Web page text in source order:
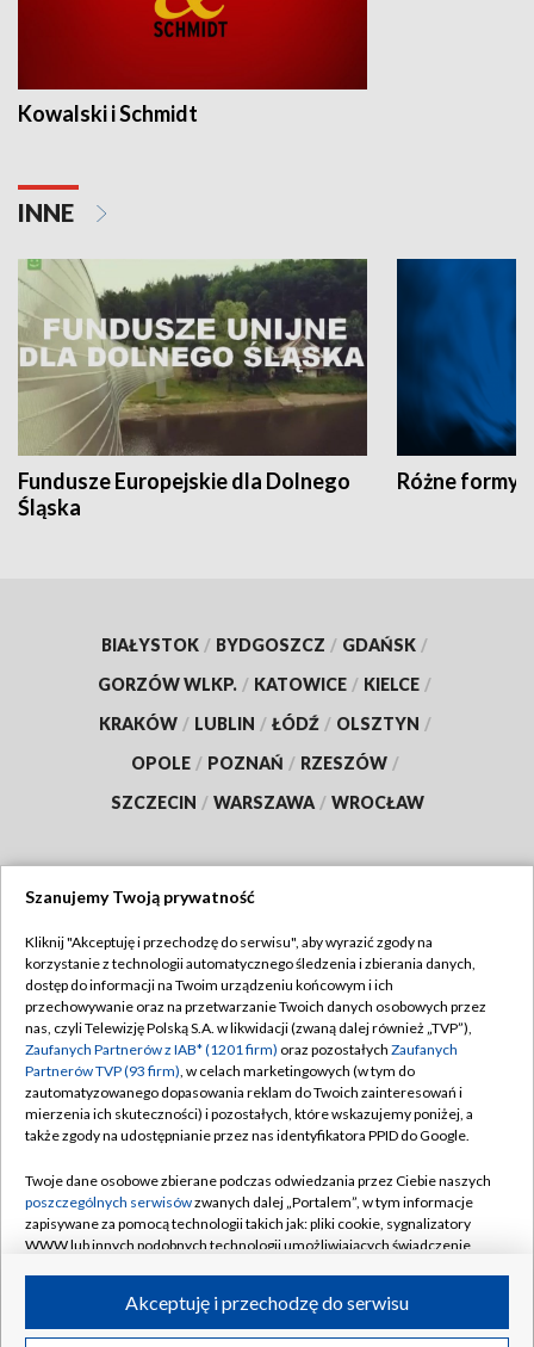
Kowalski i Schmidt
INNE
Fundusze Europejskie dla Dolnego
Śląska
Różne formy
BIAŁYSTOK / BYDGOSZCZ / GDAŃSK /
GORZÓW WLKP. / KATOWICE / KIELCE /
KRAKÓW / LUBLIN / ŁÓDŹ / OLSZTYN /
OPOLE / POZNAŃ / RZESZÓW /
SZCZECIN / WARSZAWA / WROCŁAW
TVP
Abonament TVP
Emisja w TVP
Centrum informacji TVP
Naziemna Telewizja Cyfrowa
Rada Programowa
System NOS
Informacje o nadawcy
Program dla prasy
Regulamin TVP
Polityka prywatności
Moje zgody
Pomoc
Kontakt
Kanały
©2026 Telewizja Polska S.A. w likwidacji
Szanujemy Twoją prywatność
Kliknij "Akceptuję i przechodzę do serwisu", aby wyrazić zgody na
korzystanie z technologii automatycznego śledzenia i zbierania danych,
dostęp do informacji na Twoim urządzeniu końcowym i ich
przechowywanie oraz na przetwarzanie Twoich danych osobowych przez
nas, czyli Telewizję Polską S.A. w likwidacji (zwaną dalej również „TVP”),
Zaufanych Partnerów z IAB* (1201 firm) oraz pozostałych Zaufanych
Partnerów TVP (93 firm), w celach marketingowych (w tym do
zautomatyzowanego dopasowania reklam do Twoich zainteresowań i
mierzenia ich skuteczności) i pozostałych, które wskazujemy poniżej, a
także zgody na udostępnianie przez nas identyfikatora PPID do Google.
Twoje dane osobowe zbierane podczas odwiedzania przez Ciebie naszych
poszczególnych serwisówzwanych dalej „Portalem”, w tym informacje
zapisywane za pomocą technologii takich jak: pliki cookie, sygnalizatory
WWW lub innych podobnych technologii umożliwiających świadczenie
ruchu w Internecie.Akceptuję i przechodzę do serwisu